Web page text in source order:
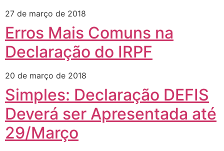
27 de março de 2018
Erros Mais Comuns na
Declaração do IRPF
20 de março de 2018
Simples: Declaração DEFIS
Deverá ser Apresentada até
29/Março